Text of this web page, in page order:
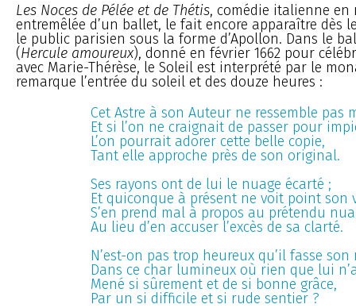
Les Noces de Pélée et de Thétis, comédie italienne en
entremêlée d’un ballet, le fait encore apparaître dès
le public parisien sous la forme d’Apollon. Dans le
(Hercule amoureux), donné en février 1662 pour
avec Marie-Thérèse, le Soleil est interprété par le
remarque l’entrée du soleil et des douze heures :
Cet Astre à son Auteur ne ressemble pas
Et si l’on ne craignait de passer pour
L’on pourrait adorer cette belle copie,
Tant elle approche près de son original.
Ses rayons ont de lui le nuage écarté ;
Et quiconque à présent ne voit point son
S’en prend mal à propos au prétendu
Au lieu d’en accuser l’excès de sa clarté.
N’est-on pas trop heureux qu’il fasse son
Dans ce char lumineux où rien que lui
Mené si sûrement et de si bonne grâce,
Par un si difficile et si rude sentier ?